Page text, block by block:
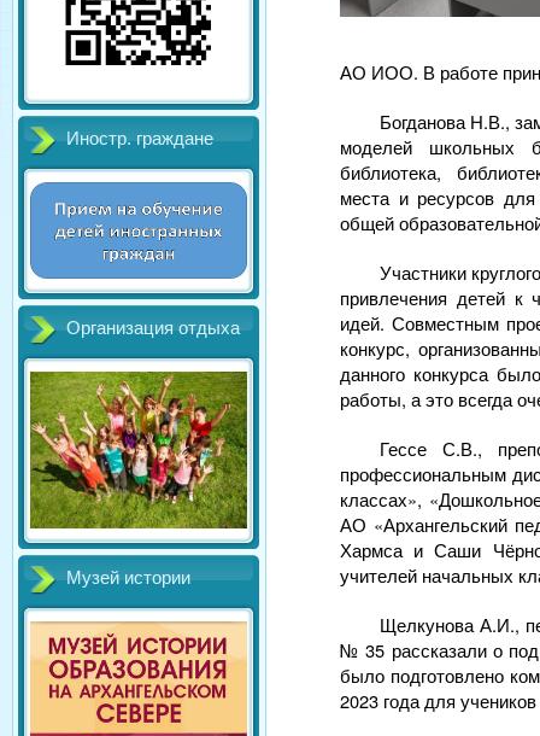
Иностр. граждане
Организация отдыха
Музей истории
АО ИОО. В работе
Богданова Н.В.,
моделей школьных
библиотека,
места и ресурсов
общей
Участники
привлечения детей к
идей. Совместным
конкурс,
данного конкурса
работы, а это всегда
Гессе С.В.,
профессиональным
классах»,
АО «Архангельский
Хармса и Саши
учителей начальных
Щелкунова А.И.,
№ 35 рассказали о
было подготовлено
2023 года для